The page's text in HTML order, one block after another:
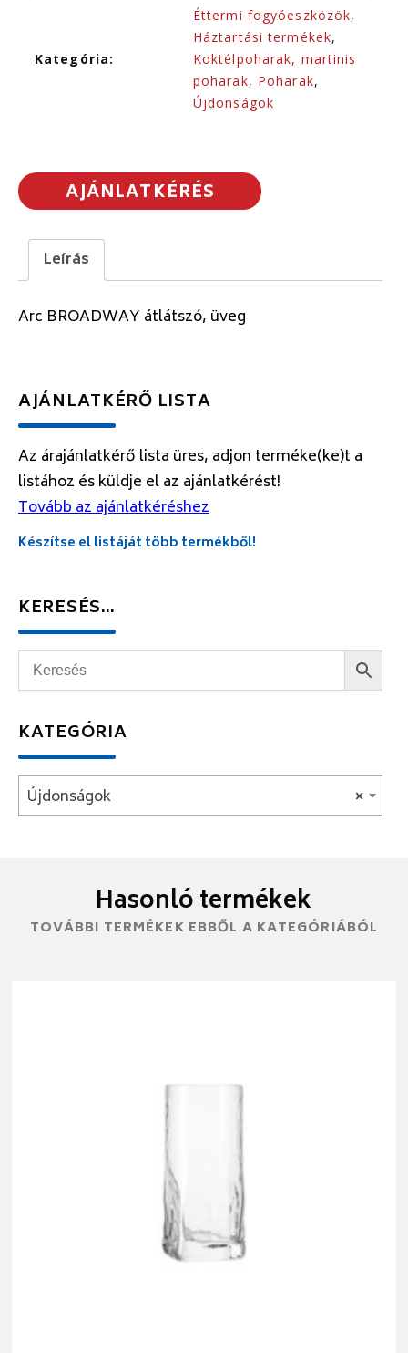
Kategória:
Éttermi fogyóeszközök,
Háztartási termékek,
Koktélpoharak, martinis
poharak, Poharak,
Újdonságok
AJÁNLATKÉRÉS
Leírás
Arc BROADWAY átlátszó, üveg
AJÁNLATKÉRŐ LISTA
Az árajánlatkérő lista üres, adjon terméke(ke)t a
listához és küldje el az ajánlatkérést!
Tovább az ajánlatkéréshez
Készítse el listáját több termékből!
KERESÉS…
KATEGÓRIA
×
Újdonságok
Hasonló termékek
TOVÁBBI TERMÉKEK EBBŐL A KATEGÓRIÁBÓL